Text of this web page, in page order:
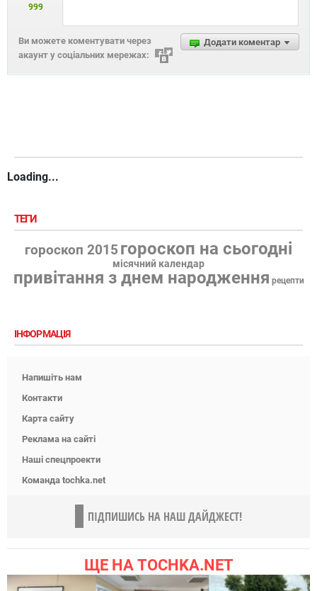
999
Додати коментар
Ви можете коментувати через
акаунт у соціальних мережах:
Loading...
ТЕГИ
гороскоп 2015 гороскоп на сьогодні
місячний календар
привітання з днем народження рецепти
ІНФОРМАЦІЯ
Напишіть нам
Контакти
Карта сайту
Реклама на сайті
Наші спецпроекти
Команда tochka.net
ПІДПИШИСЬ НА НАШ ДАЙДЖЕСТ!
ЩЕ НА TOCHKA.NET